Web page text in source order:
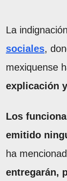
La
sociales,
mexiquense
explicación
Los
emitido
ha
entregarán,